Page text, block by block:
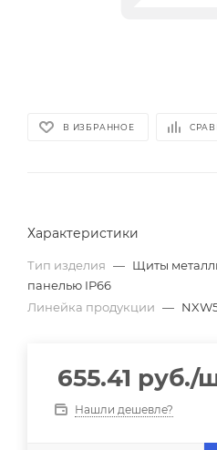
В ИЗБРАННОЕ
Характеристики
Тип изделия — Щиты
панелью IP66
Линейка продукции —
655.41 руб./
Нашли дешевле?